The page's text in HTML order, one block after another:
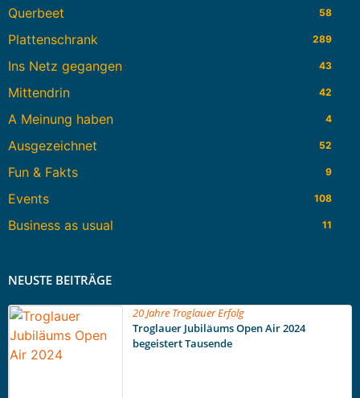
Querbeet 58
Plattenschrank 289
Ins Netz gegangen 43
Mittendrin 42
A Meinung haben 4
Ausgezeichnet 52
Fun & Fakts 9
Events 108
Business as usual 11
NEUSTE BEITRÄGE
20 Jahre Troglauer Erfolg
Troglauer Jubiläums Open Air 2024
begeistert Tausende